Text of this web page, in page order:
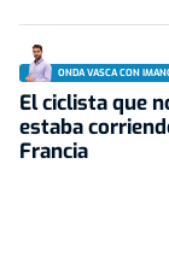
ONDA VASCA CON
El ciclista que
estaba
Francia